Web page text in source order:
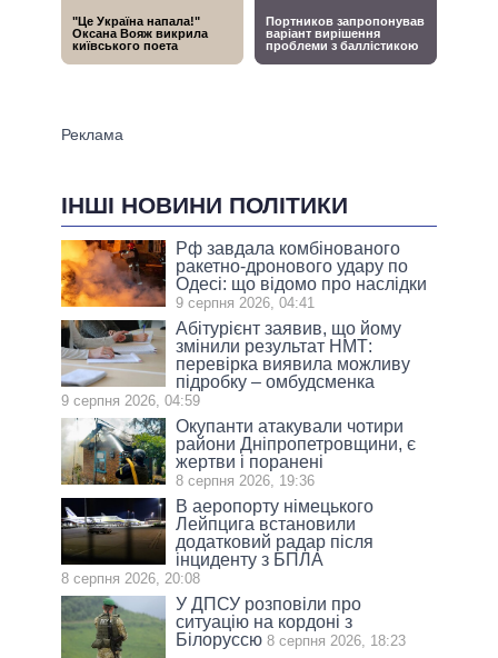
ІНШІ НОВИНИ ПОЛІТИКИ
Рф завдала комбінованого
ракетно-дронового удару по
Одесі: що відомо про наслідки
9 серпня 2026, 04:41
Абітурієнт заявив, що йому
змінили результат НМТ:
перевірка виявила можливу
підробку – омбудсменка
9 серпня 2026, 04:59
Окупанти атакували чотири
райони Дніпропетровщини, є
жертви і поранені
8 серпня 2026, 19:36
В аеропорту німецького
Лейпцига встановили
додатковий радар після
інциденту з БПЛА
8 серпня 2026, 20:08
У ДПСУ розповіли про
ситуацію на кордоні з
Білоруссю 8 серпня 2026, 18:23